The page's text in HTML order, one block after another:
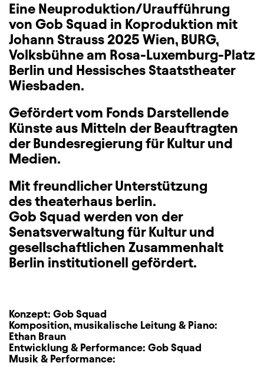
Eine Neuproduktion/Uraufführung
von Gob Squad in Koproduktion mit
Johann Strauss 2025 Wien, BURG,
Volksbühne am Rosa-Luxemburg-Platz
Berlin und Hessisches Staatstheater
Wiesbaden.
Gefördert vom Fonds Darstellende
Künste aus Mitteln der Beauftragten
der Bundesregierung für Kultur und
Medien.
Mit freundlicher Unterstützung
des theaterhaus berlin.
Gob Squad werden von der
Senatsverwaltung für Kultur und
gesellschaftlichen Zusammenhalt
Berlin institutionell gefördert.
Konzept: Gob Squad
Komposition, musikalische Leitung & Piano:
Ethan Braun
Entwicklung & Performance: Gob Squad
Musik & Performance: